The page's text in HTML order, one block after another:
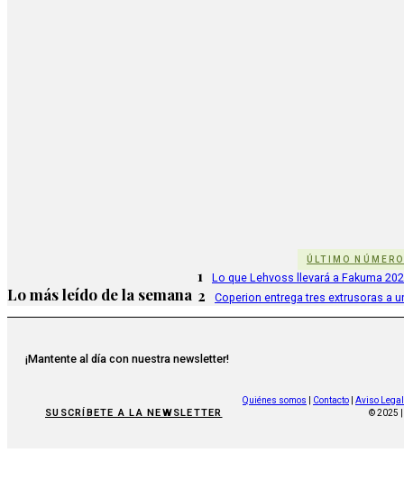
ÚLTIMO NÚMERO
Lo más leído de la semana
1 Lo que Lehvoss llevará a Fakuma
2 Coperion entrega tres extrusoras a
¡Mantente al día con nuestra newsletter!
SUSCRÍBETE A LA NEWSLETTER
Quiénes somos Contacto
Aviso Legal
© 2025